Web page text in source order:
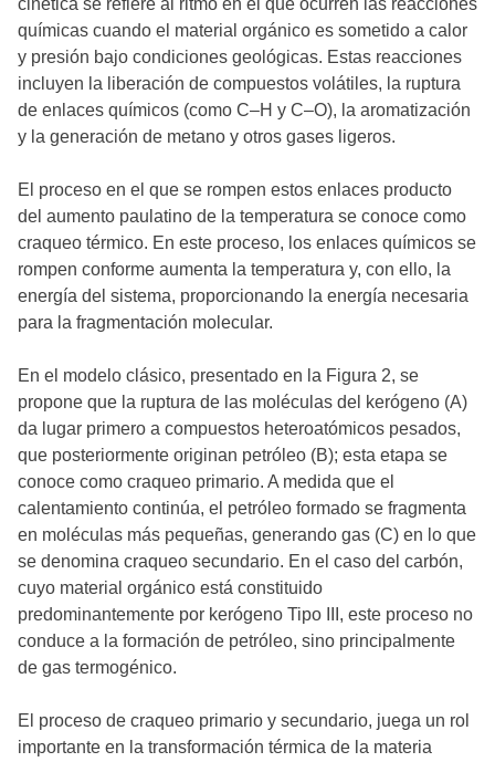
químicas cuando el material orgánico es sometido a calor
y presión bajo condiciones geológicas. Estas reacciones
incluyen la liberación de compuestos volátiles, la ruptura
de enlaces químicos (como C–H y C–O), la aromatización
y la generación de metano y otros gases ligeros.
El proceso en el que se rompen estos enlaces producto
del aumento paulatino de la temperatura se conoce como
craqueo térmico. En este proceso, los enlaces químicos se
rompen conforme aumenta la temperatura y, con ello, la
energía del sistema, proporcionando la energía necesaria
para la fragmentación molecular.
En el modelo clásico, presentado en la Figura 2, se
propone que la ruptura de las moléculas del kerógeno (A)
da lugar primero a compuestos heteroatómicos pesados,
que posteriormente originan petróleo (B); esta etapa se
conoce como craqueo primario. A medida que el
calentamiento continúa, el petróleo formado se fragmenta
en moléculas más pequeñas, generando gas (C) en lo que
se denomina craqueo secundario. En el caso del carbón,
cuyo material orgánico está constituido
predominantemente por kerógeno Tipo III, este proceso no
conduce a la formación de petróleo, sino principalmente
de gas termogénico.
El proceso de craqueo primario y secundario, juega un rol
importante en la transformación térmica de la materia